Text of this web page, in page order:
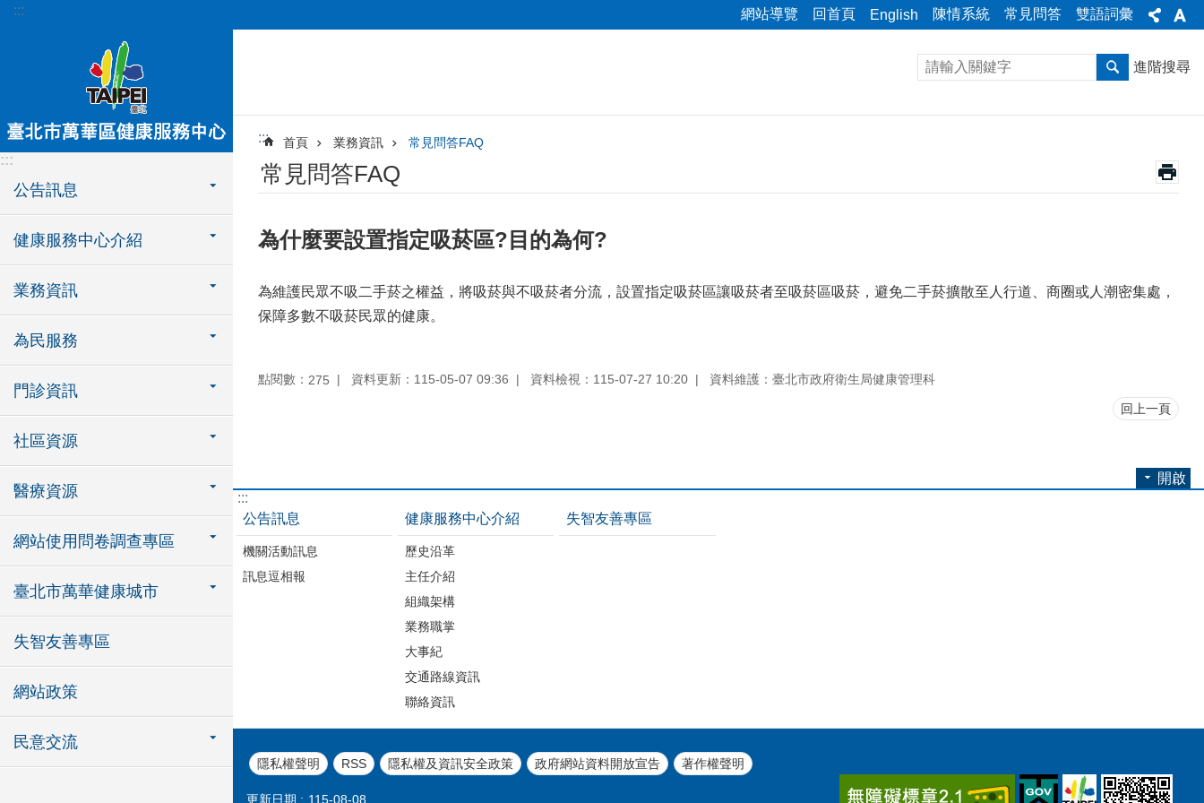
跳到主要內容區塊
::: 網站導覽 回首頁 English 陳情系統 常見問答 雙語詞彙
:::
公告訊息
健康服務中心介紹
業務資訊
為民服務
門診資訊
社區資源
醫療資源
網站使用問卷調查專區
臺北市萬華健康城市
失智友善專區
網站政策
民意交流
進階搜尋
::: 首頁 業務資訊 常見問答FAQ
常見問答FAQ
為什麼要設置指定吸菸區?目的為何?
為維護民眾不吸二手菸之權益，將吸菸與不吸菸者分流，設置指定吸菸區讓吸菸者至吸菸區吸菸，避免二手菸擴散至人行道、商圈或人潮密集處，
保障多數不吸菸民眾的健康。
點閱數： 275 資料更新：115-05-07 09:36 資料檢視：115-07-27 10:20 資料維護：臺北市政府衛生局健康管理科
回上一頁
開啟
:::
公告訊息
機關活動訊息
訊息逗相報
健康服務中心介紹
歷史沿革
主任介紹
組織架構
業務職掌
大事紀
交通路線資訊
聯絡資訊
失智友善專區
隱私權聲明 RSS 隱私權及資訊安全政策 政府網站資料開放宣告 著作權聲明
更新日期 115-08-08